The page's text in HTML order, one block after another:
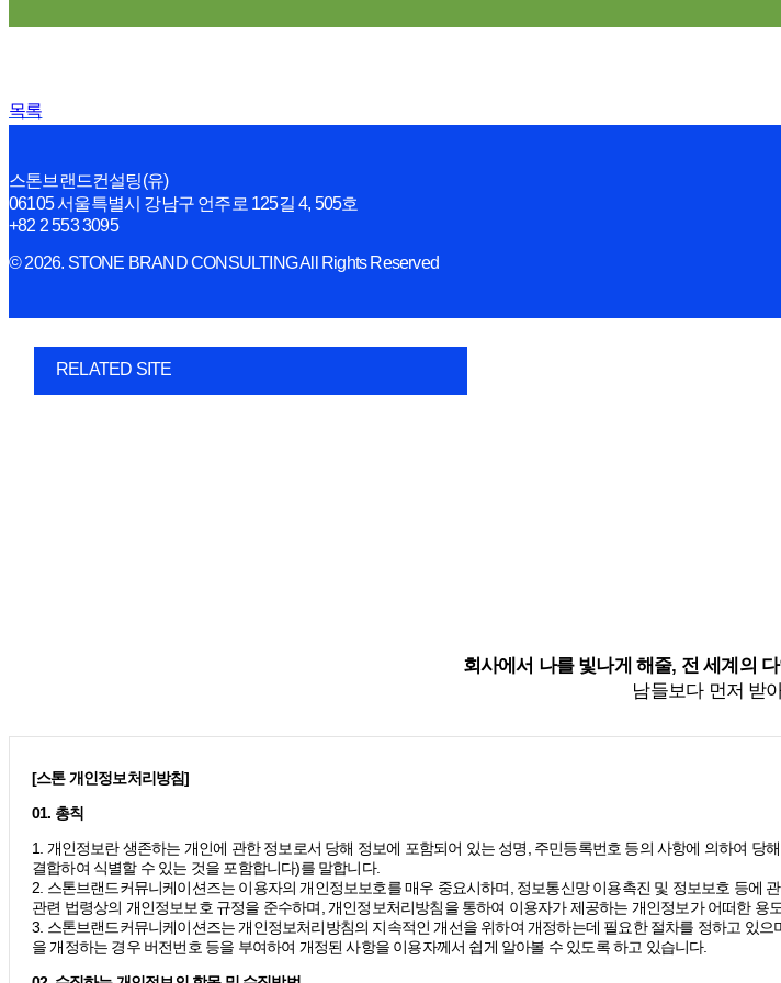
목록
스톤브랜드컨설팅(유)
06105 서울특별시 강남구 언주로 125길 4, 505호
+82 2 553 3095
© 2026. STONE BRAND CONSULTING All Rights Reserved
RELATED SITE
회사에서 나를 빛나게 해줄, 전 세계의
남들보다 먼저 받
[스톤 개인정보처리방침]
01. 총칙
1. 개인정보란 생존하는 개인에 관한 정보로서 당해 정보에 포함되어 있는 성명, 주민등록번호 등의 사항에 의하여
결합하여 식별할 수 있는 것을 포함합니다)를 말합니다.
2. 스톤브랜드커뮤니케이션즈는 이용자의 개인정보보호를 매우 중요시하며, 정보통신망 이용촉진 및 정보보호 등
관련 법령상의 개인정보보호 규정을 준수하며, 개인정보처리방침을 통하여 이용자가 제공하는 개인정보가 어떠한
3. 스톤브랜드커뮤니케이션즈는 개인정보처리방침의 지속적인 개선을 위하여 개정하는데 필요한 절차를 정하고 있
을 개정하는 경우 버전번호 등을 부여하여 개정된 사항을 이용자께서 쉽게 알아볼 수 있도록 하고 있습니다.